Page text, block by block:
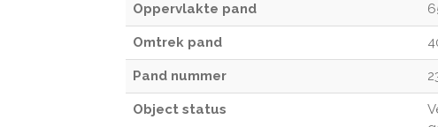
Oppervlakte pand
Omtrek pand
Pand nummer
Object status